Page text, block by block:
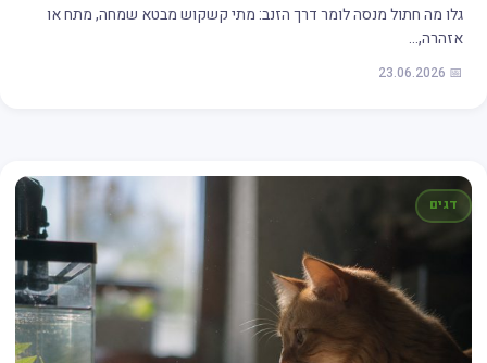
גלו מה חתול מנסה לומר דרך הזנב: מתי קשקוש מבטא שמחה, מתח או
אזהרה,…
📅 23.06.2026
דגים